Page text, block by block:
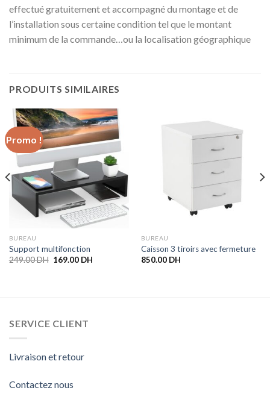
effectué gratuitement et accompagné du montage et de
l’installation sous certaine condition tel que le montant
minimum de la commande…ou la localisation géographique
PRODUITS SIMILAIRES
Promo !
BUREAU
Support multifonction
249.00DH 169.00 DH
BUREAU
Caisson 3 tiroirs avec fermeture
850.00 DH
SERVICE CLIENT
Livraison et retour
Contactez nous